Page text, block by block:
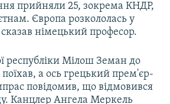
прийняли 25, зокрема КНДР,
Європа розкололась у
німецький професор.
республіки Мілош Земан до
поїхав, а ось грецький прем'єр-
повідомив, що відмовився
Канцлер Ангела Меркель